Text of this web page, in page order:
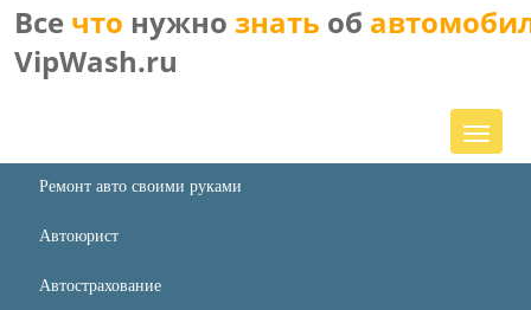
Все что нужно знать об
VipWash.ru
Ремонт авто своими руками
Автоюрист
Автострахование